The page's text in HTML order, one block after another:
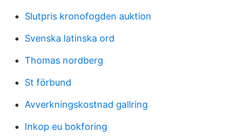
Slutpris kronofogden auktion
Svenska latinska ord
Thomas nordberg
St förbund
Avverkningskostnad gallring
Inkop eu bokforing